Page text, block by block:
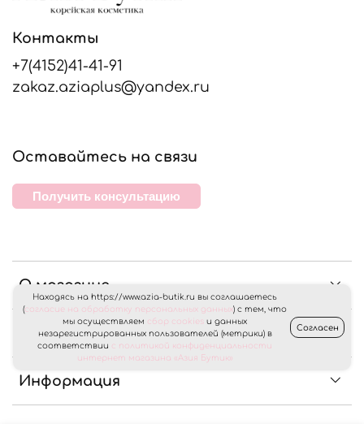
О магазине
Клиентам
Информация
Контакты
+7(4152)41-41-91
zakaz.aziaplus@yandex.ru
Оставайтесь на связи
Получить консультацию
Находясь на https://www.azia-butik.ru вы соглашаетесь
(согласие на обработку персональных данных) с тем, что
мы осуществляем сбор cookies и данных
незарегистрированных пользователей (метрики) в
соответствии с политикой конфиденциальности
интернет магазина «Азия Бутик»
Согласен